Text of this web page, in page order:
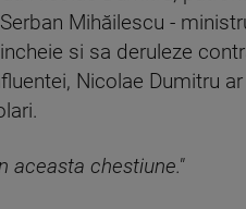
Mihăilescu -
si sa deruleze
Nicolae Dumitru
aceasta chestiune."